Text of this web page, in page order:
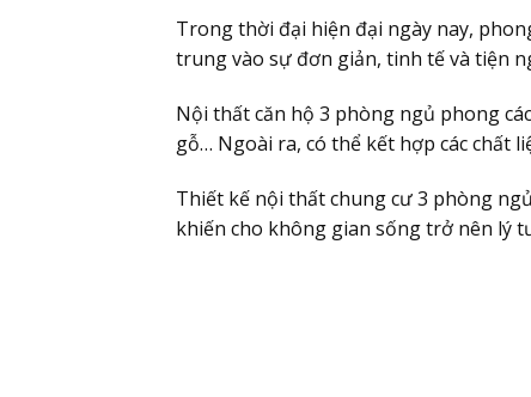
Trong thời đại hiện đại ngày nay,
trung vào sự đơn giản, tinh tế và tiện
Nội thất căn hộ 3 phòng ngủ phong
gỗ… Ngoài ra, có thể kết hợp các chất
Thiết kế nội thất chung cư 3 phòng
khiến cho không gian sống trở nên lý